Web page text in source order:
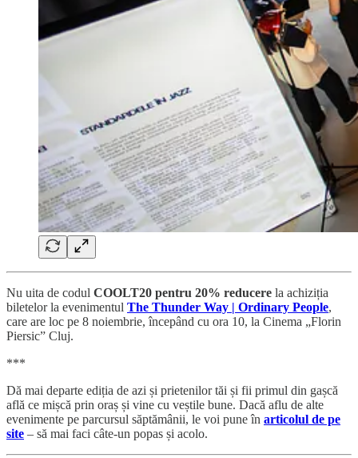
Nu uita de codul COOLT20 pentru 20% reducere la achiziția
biletelor la evenimentul The Thunder Way | Ordinary People,
care are loc pe 8 noiembrie, începând cu ora 10, la Cinema „Florin
Piersic” Cluj.
***
Dă mai departe ediția de azi și prietenilor tăi și fii primul din gașcă
află ce mișcă prin oraș și vine cu veștile bune. Dacă aflu de alte
evenimente pe parcursul săptămânii, le voi pune în articolul de pe
site – să mai faci câte-un popas și acolo.